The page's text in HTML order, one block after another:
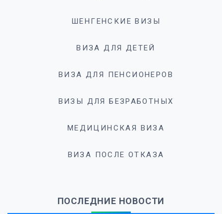
ШЕНГЕНСКИЕ ВИЗЫ
ВИЗА ДЛЯ ДЕТЕЙ
ВИЗА ДЛЯ ПЕНСИОНЕРОВ
ВИЗЫ ДЛЯ БЕЗРАБОТНЫХ
МЕДИЦИНСКАЯ ВИЗА
ВИЗА ПОСЛЕ ОТКАЗА
ПОСЛЕДНИЕ НОВОСТИ